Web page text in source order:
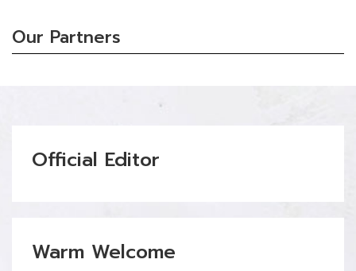
Our Partners
Official Editor
Warm Welcome